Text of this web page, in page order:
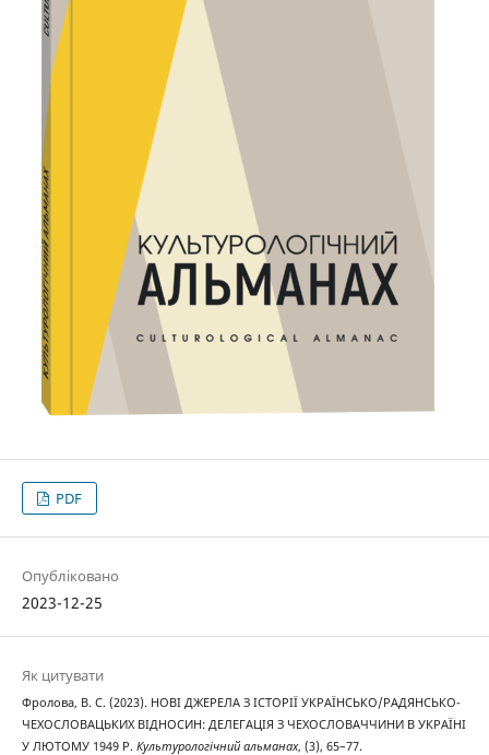
PDF
Опубліковано
2023-12-25
Як цитувати
Фролова, В. С. (2023). НОВІ ДЖЕРЕЛА З ІСТОРІЇ УКРАЇНСЬКО/РАДЯНСЬКО-
ЧЕХОСЛОВАЦЬКИХ ВІДНОСИН: ДЕЛЕГАЦІЯ З ЧЕХОСЛОВАЧЧИНИ В УКРАЇНІ
У ЛЮТОМУ 1949 Р. Культурологічний альманах, (3), 65–77.